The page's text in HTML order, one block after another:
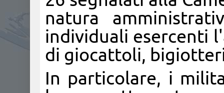
natura
individuali esercenti
di giocattoli,
In particolare, i